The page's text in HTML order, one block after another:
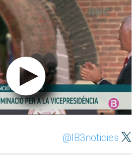
@IB3noticies